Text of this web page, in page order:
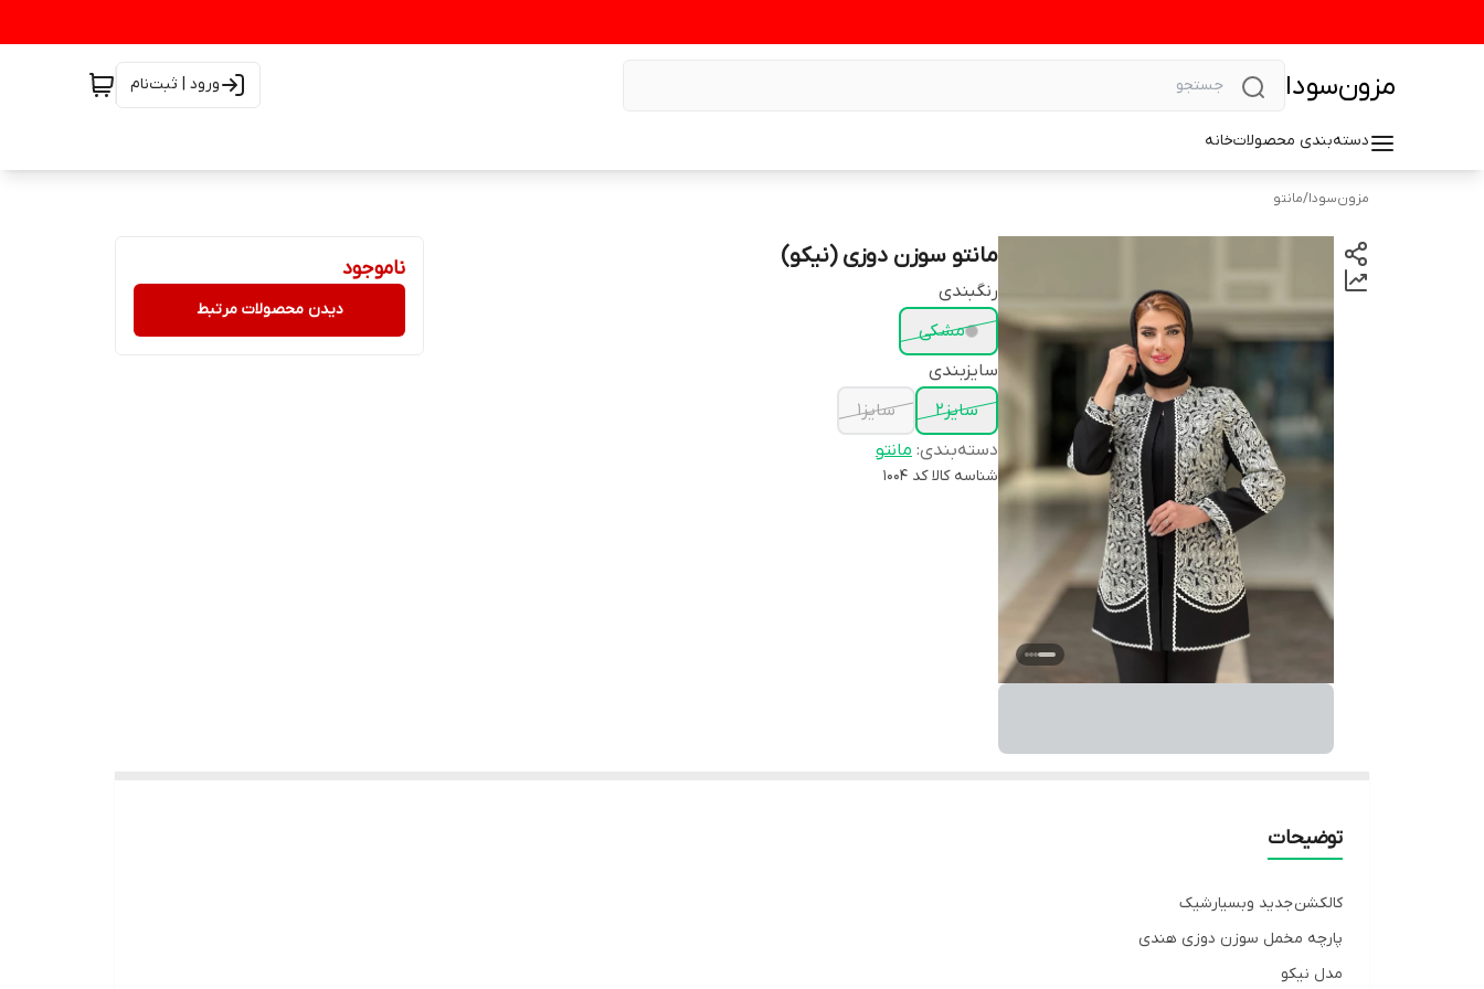
مزون‌سودا ورود | ثبت‌نام
دسته‌بندی محصولاتخانه
مزون‌سودا/مانتو
مانتو سوزن دوزی (نیکو)
رنگبندی
مشکی
سایزبندی
سایز۲
سایز۱
دسته‌بندی: مانتو
شناسه کالاکد 1004
ناموجود
دیدن محصولات مرتبط
توضیحات
کالکشن جدید وبسیارشیک
پارچه مخمل سوزن دوزی هندی
مدل نیکو